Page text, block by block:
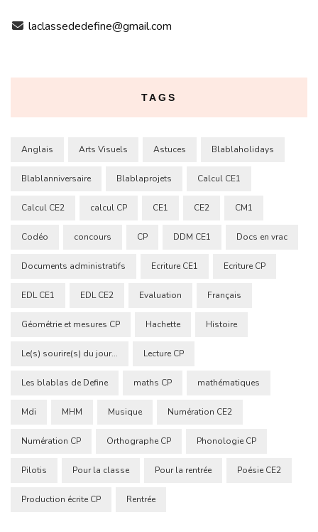
laclassededefine@gmail.com
TAGS
Anglais Arts Visuels Astuces Blablaholidays
Blablanniversaire Blablaprojets Calcul CE1
Calcul CE2 calcul CP CE1 CE2 CM1
Codéo concours CP DDM CE1 Docs en vrac
Documents administratifs Ecriture CE1 Ecriture CP
EDL CE1 EDL CE2 Evaluation Français
Géométrie et mesures CP Hachette Histoire
Le(s) sourire(s) du jour... Lecture CP
Les blablas de Define maths CP mathématiques
Mdi MHM Musique Numération CE2
Numération CP Orthographe CP Phonologie CP
Pilotis Pour la classe Pour la rentrée Poésie CE2
Production écrite CP Rentrée